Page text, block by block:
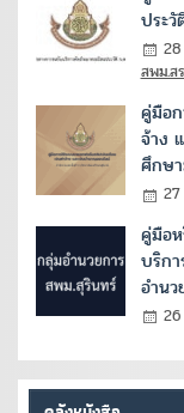
ประ
สพม.สร
คู่มือ
จ้าง
ศึกษ
คู่มือ
บริก
อำนว